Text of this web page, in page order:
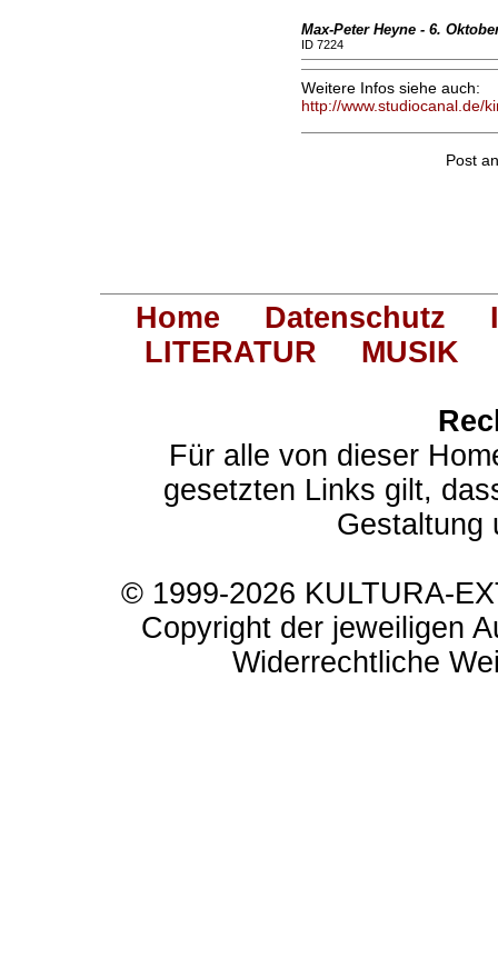
Max-Peter Heyne - 6.
ID 7224
Weitere Infos siehe auch:
http://www.studiocanal.de/
Post
Home Datenschutz
LITERATUR
MUSIK
Für alle von dieser
gesetzten Links gilt,
Gestaltung
© 1999-2026 KULTURA-
Copyright der jeweiligen
Widerrechtliche